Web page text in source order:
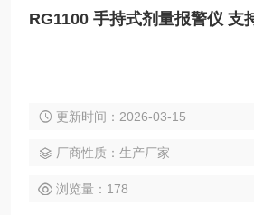
更新时间：2026-03-15
厂商性质：生产厂家
浏览量：178